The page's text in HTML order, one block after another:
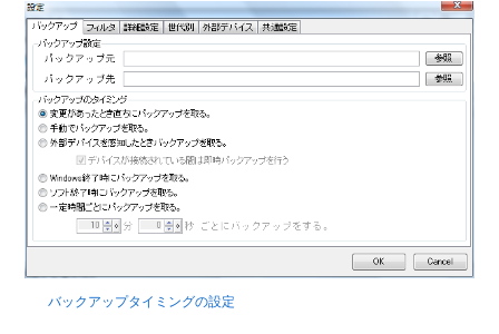
バックアップタイミングの設定